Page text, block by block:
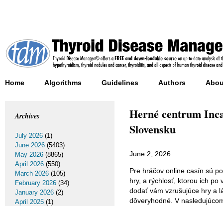
Home Algorithms Guidelines Authors
Herné centrum
Slovensku
June 2, 2026
Pre hráčov online casín sú
hry, a rýchlosť, ktorou ich po
dodať vám vzrušujúce hry a
dôveryhodné. V
Archives
July 2026 (1)
June 2026 (5403)
May 2026 (8865)
April 2026 (550)
March 2026 (105)
February 2026 (34)
January 2026 (2)
April 2025 (1)